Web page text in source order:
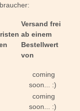
Versand frei
ab einem
Bestellwert
von
coming
soon... :)
coming
soon... :)